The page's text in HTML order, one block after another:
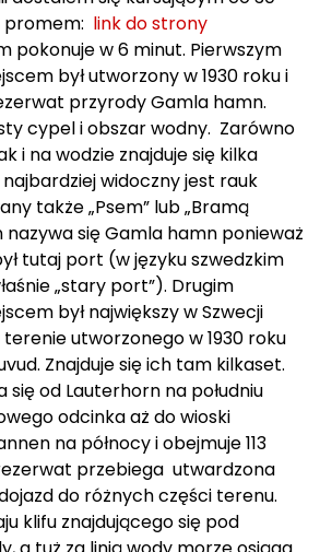
link do strony
pokonuje w 6 minut. Pierwszym
był utworzony w 1930 roku i
przyrody Gamla hamn.
cypel i obszar wodny. Zarówno
i na wodzie znajduje się kilka
widoczny jest rauk
także „Psem” lub „Bramą
nazywa się Gamla hamn ponieważ
tutaj port (w języku szwedzkim
„stary port”). Drugim
był największy w Szwecji
utworzonego w 1930 roku
Znajduje się ich tam kilkaset.
się od Lauterhorn na południu
odcinka aż do wioski
na północy i obejmuje 113
przebiega utwardzona
do różnych części terenu.
klifu znajdującego się pod